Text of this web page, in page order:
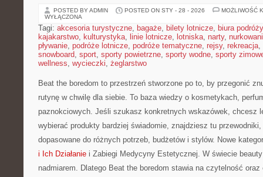
POSTED BY ADMIN POSTED ON STY - 28 - 2026
MOŻLIWOŚĆ
WYŁĄCZONA
Tagi: akcesoria turystyczne, bagaże, bilety lotnicze, biura podróży
kajakarstwo, kulturystyka, linie lotnicze, lotniska, narty,
pływanie, podróże lotnicze, podróże tematyczne, rejsy, rekreacja,
snowboard, sport, sporty powietrzne, sporty wodne, sporty
wellness, wycieczki, żeglarstwo
Beat the boredom to przestrzeń stworzone po to, by przegonić
rutynę w chwilę dla siebie. To baza wiedzy o kosmetykach,
paznokciowych. Jeśli szukasz konkretnych wskazówek, chcesz
wybierać produkty bardziej świadomie, znajdziesz tu
dopasowane do różnych potrzeb, budżetów i stylów. Nowe
i Ich Działanie i Zabiegi Medycyny Estetycznej. W świecie
nadmiarem. Dlatego Beat the boredom stawia na czytelność